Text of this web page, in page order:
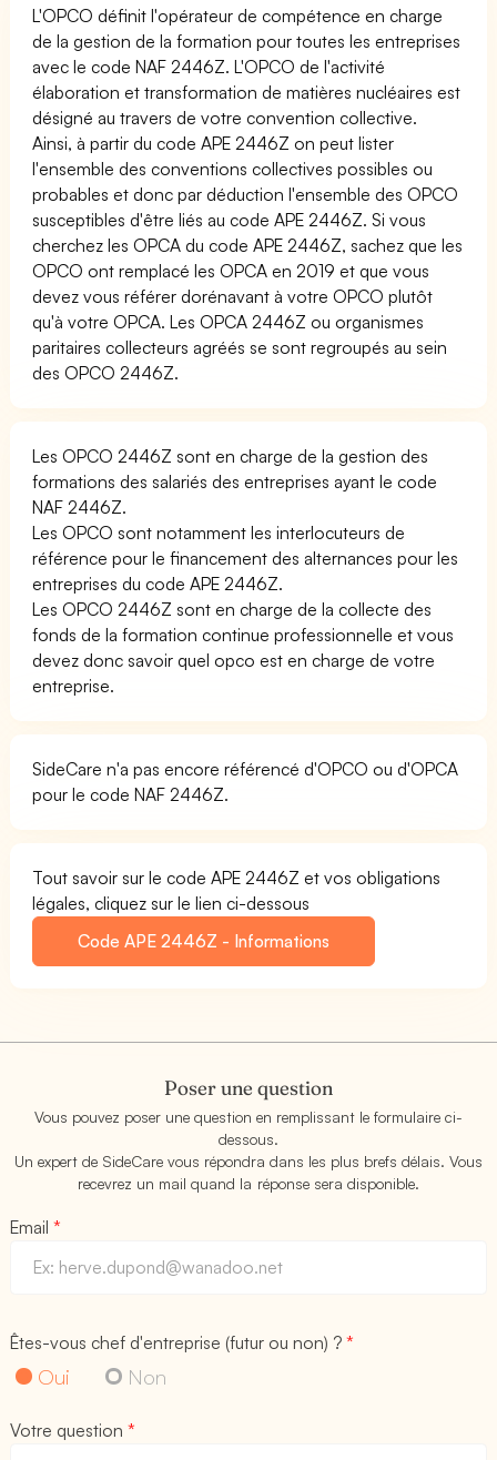
L'OPCO définit l'opérateur de compétence en charge
de la gestion de la formation pour toutes les entreprises
avec le code NAF 2446Z. L'OPCO de l'activité
élaboration et transformation de matières nucléaires est
désigné au travers de votre convention collective.
Ainsi, à partir du code APE 2446Z on peut lister
l'ensemble des conventions collectives possibles ou
probables et donc par déduction l'ensemble des OPCO
susceptibles d'être liés au code APE 2446Z. Si vous
cherchez les OPCA du code APE 2446Z, sachez que les
OPCO ont remplacé les OPCA en 2019 et que vous
devez vous référer dorénavant à votre OPCO plutôt
qu'à votre OPCA. Les OPCA 2446Z ou organismes
paritaires collecteurs agréés se sont regroupés au sein
des OPCO 2446Z.
Les OPCO 2446Z sont en charge de la gestion des
formations des salariés des entreprises ayant le code
NAF 2446Z.
Les OPCO sont notamment les interlocuteurs de
référence pour le financement des alternances pour les
entreprises du code APE 2446Z.
Les OPCO 2446Z sont en charge de la collecte des
fonds de la formation continue professionnelle et vous
devez donc savoir quel opco est en charge de votre
entreprise.
SideCare n'a pas encore référencé d'OPCO ou d'OPCA
pour le code NAF 2446Z.
Tout savoir sur le code APE 2446Z et vos obligations
légales, cliquez sur le lien ci-dessous
Code APE 2446Z - Informations
Poser une question
Vous pouvez poser une question en remplissant le formulaire ci-
dessous.
Un expert de SideCare vous répondra dans les plus brefs délais. Vous
recevrez un mail quand la réponse sera disponible.
Email*
Êtes-vous chef d'entreprise (futur ou non) ?*
Oui Non
Votre question*